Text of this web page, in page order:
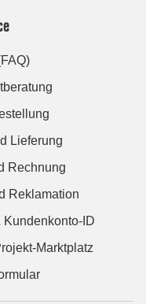
Lieferung
Rechnung
Reklamation
Kundenkonto-ID
Marktplatz